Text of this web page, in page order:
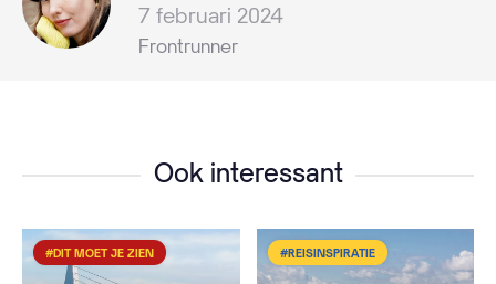
7 februari 2024
Frontrunner
Ook interessant
#DIT MOET JE ZIEN #REISINSPIRATIE